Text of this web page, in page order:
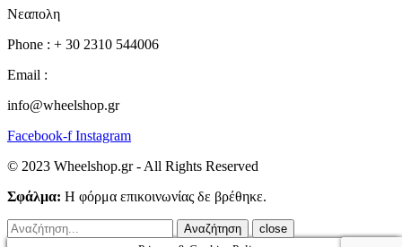
Νεαπολη
Phone : + 30 2310 544006
Email :
info@wheelshop.gr
Facebook-f Instagram
© 2023 Wheelshop.gr - All Rights Reserved
Σφάλμα: Η φόρμα επικοινωνίας δε βρέθηκε.
close